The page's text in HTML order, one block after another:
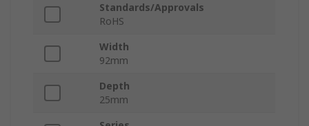
Standards/Approvals
RoHS
Width
92mm
Depth
25mm